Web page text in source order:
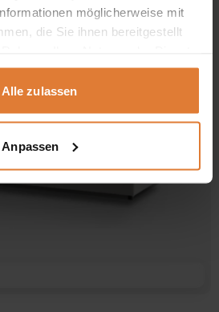
möglicherweise mit
die Sie ihnen bereitgestellt
Alle zulassen
Anpassen